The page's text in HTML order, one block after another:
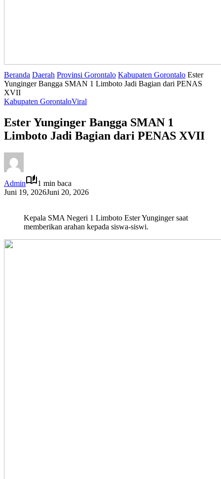
Beranda Daerah Provinsi Gorontalo Kabupaten Gorontalo Ester
Yunginger Bangga SMAN 1 Limboto Jadi Bagian dari PENAS
XVII
Kabupaten GorontaloViral
Ester Yunginger Bangga SMAN 1
Limboto Jadi Bagian dari PENAS XVII
Admin
1 min baca
Juni 19, 2026Juni 20, 2026
Kepala SMA Negeri 1 Limboto Ester Yunginger saat
memberikan arahan kepada siswa-siswi.